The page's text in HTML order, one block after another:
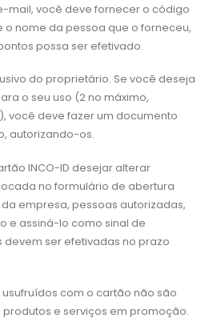
mail, você deve fornecer o código
nome da pessoa que o forneceu,
possa ser efetivado.
do proprietário. Se você deseja
o seu uso (2 no máximo,
você deve fazer um documento
autorizando-os.
INCO-ID desejar alterar
no formulário de abertura
empresa, pessoas autorizadas,
e assiná-lo como sinal de
ser efetivadas no prazo
com o cartão não são
e serviços em promoção.